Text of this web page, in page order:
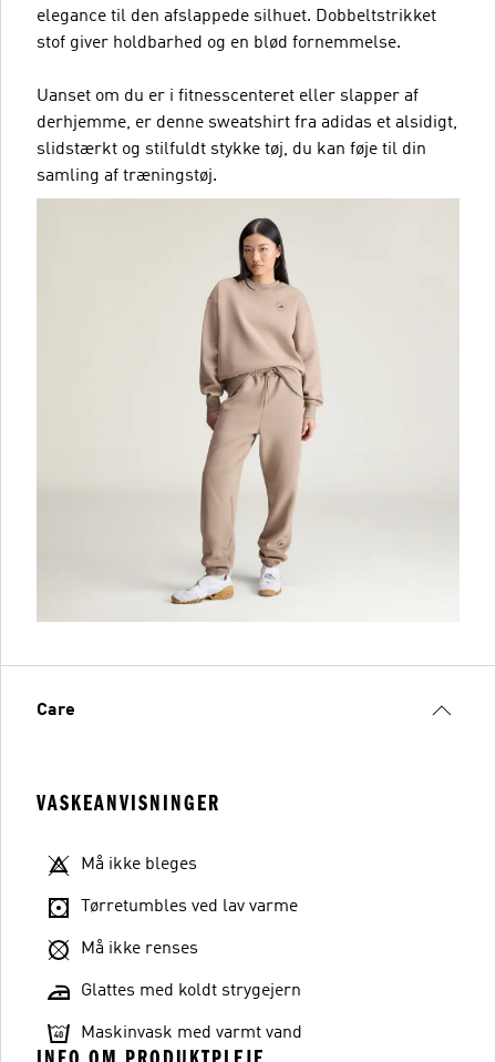
elegance til den afslappede silhuet. Dobbeltstrikket
stof giver holdbarhed og en blød fornemmelse.
Uanset om du er i fitnesscenteret eller slapper af
derhjemme, er denne sweatshirt fra adidas et alsidigt,
slidstærkt og stilfuldt stykke tøj, du kan føje til din
samling af træningstøj.
Care
VASKEANVISNINGER
Må ikke bleges
Tørretumbles ved lav varme
Må ikke renses
Glattes med koldt strygejern
Maskinvask med varmt vand